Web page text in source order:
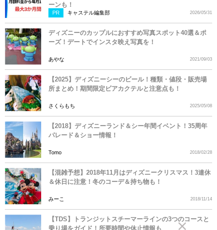
ーンも！
PR キャステル編集部 2026/05/31
ディズニーのカップルにおすすめ写真スポット40選＆ポ
ーズ！デートでインスタ映え写真を！
あやな 2021/09/03
【2025】ディズニーシーのビール！種類・値段・販売場
所まとめ！期間限定ビアカクテルと注意点も！
さくらもち 2025/05/08
【2018】ディズニーランド＆シー年間イベント！35周年
パレード＆ショー情報！
Tomo 2018/02/28
【混雑予想】2018年11月はディズニークリスマス！3連休
＆休日に注意！冬のコーデ＆持ち物も！
みーこ 2018/11/14
【TDS】トランジットスチーマーラインの3つのコースと
乗り場をガイド！所要時間や休止情報も